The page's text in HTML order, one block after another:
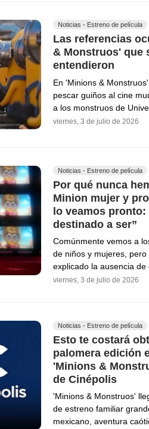
Noticias - Estreno de película
Las referencias
& Monstruos' que
entendieron
En 'Minions &
pescar guiños al cine
a los monstruos de
viernes, 3 de julio de 2026
Noticias - Estreno de película
Por qué nunca
Minion mujer y
lo veamos pronto:
destinado a ser”
Comúnmente vemos a
de niños y mujeres,
explicado la ausencia
viernes, 3 de julio de 2026
Noticias - Estreno de película
Esto te costará
palomera edición
'Minions &
de Cinépolis
'Minions & Monstruos'
de estreno familiar
mexicano, aventura